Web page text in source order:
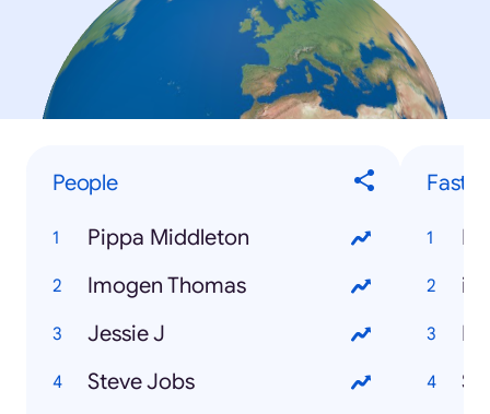
People
Pippa Middleton
Imogen Thomas
Jessie J
Steve Jobs